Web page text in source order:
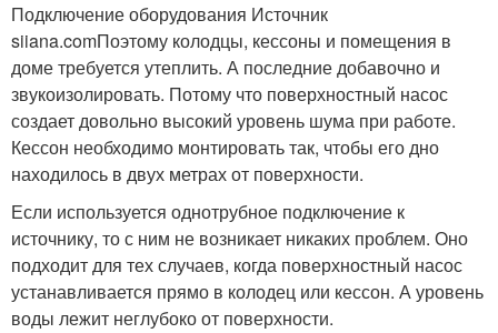
Подключение оборудования Источник
siiana.comПоэтому колодцы, кессоны и помещения в
доме требуется утеплить. А последние добавочно и
звукоизолировать. Потому что поверхностный насос
создает довольно высокий уровень шума при работе.
Кессон необходимо монтировать так, чтобы его дно
находилось в двух метрах от поверхности.
Если используется однотрубное подключение к
источнику, то с ним не возникает никаких проблем. Оно
подходит для тех случаев, когда поверхностный насос
устанавливается прямо в колодец или кессон. А уровень
воды лежит неглубоко от поверхности.